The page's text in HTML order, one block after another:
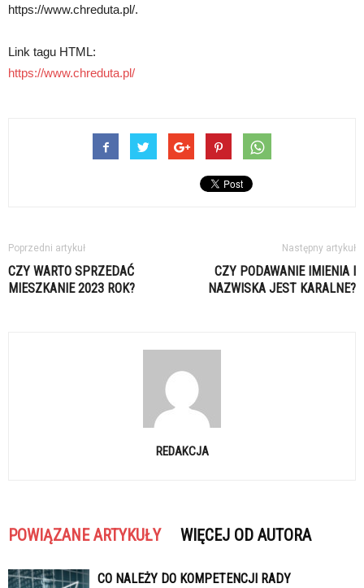
https://www.chreduta.pl/.
Link tagu HTML:
https://www.chreduta.pl/
Poprzedni artykuł
CZY WARTO SPRZEDAĆ
MIESZKANIE 2023 ROK?
Następny artykuł
CZY PODAWANIE IMIENIA I
NAZWISKA JEST KARALNE?
REDAKCJA
POWIĄZANE ARTYKUŁY WIĘCEJ OD AUTORA
CO NALEŻY DO KOMPETENCJI RADY